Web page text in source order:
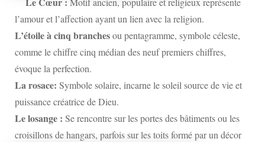
l’amour et l’affection ayant un lien avec la religion.
L’étoile à cinq branchesou pentagramme, symbole céleste,
comme le chiffre cinq médian des neuf premiers chiffres,
évoque la perfection.
La rosace: Symbole solaire, incarne le soleil source de vie et
puissance créatrice de Dieu.
Le losange : Se rencontre sur les portes des bâtiments ou les
croisillons de hangars, parfois sur les toits formé par un décor